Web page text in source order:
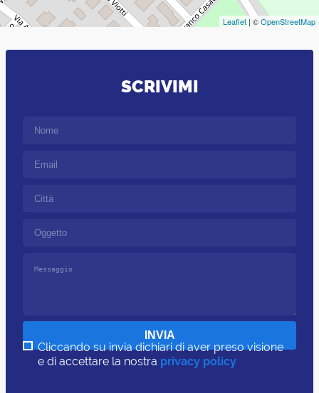
Leaflet | ©OpenStreetMap
SCRIVIMI
Cliccando su invia dichiari di aver preso visione
e di accettare la nostra privacy policy